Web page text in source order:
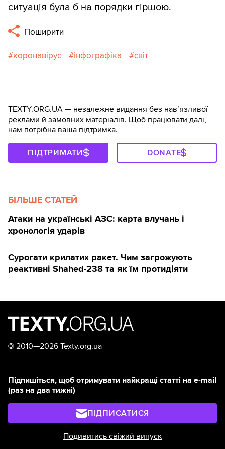
ситуація була б на порядки гіршою.
Поширити
коронавірус інфографіка світ
TEXTY.ORG.UA — незалежне видання без навʼязливої
реклами й замовних матеріалів. Щоб працювати далі,
нам потрібна ваша підтримка.
ПІДТРИМАТИ DONATE
БІЛЬШЕ СТАТЕЙ
Атаки на українські АЗС: карта влучань і
хронологія ударів
Сурогати крилатих ракет. Чим загрожують
реактивні Shahed-238 та як їм протидіяти
© 2010—2026 Texty.org.ua
Підпишіться, щоб отримувати найкращі статті на e-mail
(раз на два тижні)
ПІДПИСАТИСЯ
Подивитись свіжий випуск